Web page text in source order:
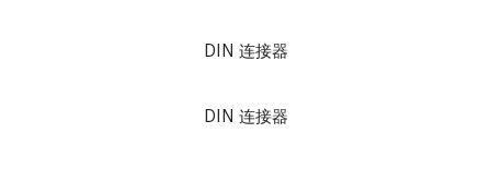
DIN 连接器
DIN 连接器